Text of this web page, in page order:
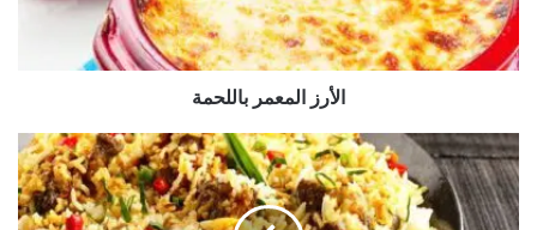
الأرز المعمر باللحمة
الأرز
البسمتي
باللحمة
المفرومة